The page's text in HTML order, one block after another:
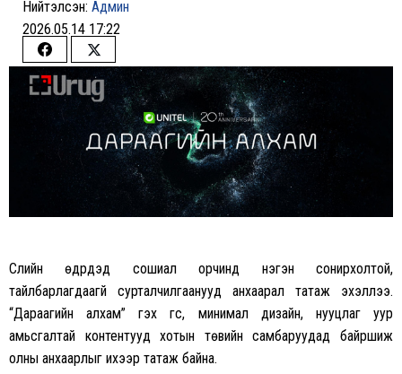
Нийтэлсэн: Админ
2026.05.14 17:22
Share
on
Facebook
Share
on
Twitter
Сүүлийн өдрүүдэд сошиал орчинд нэгэн сонирхолтой,
тайлбарлагдаагүй сурталчилгаанууд анхаарал татаж эхэллээ.
“Дараагийн алхам” гэх үгс, минимал дизайн, нууцлаг уур
амьсгалтай контентууд хотын төвийн самбаруудад байршиж
олны анхаарлыг ихээр татаж байна.